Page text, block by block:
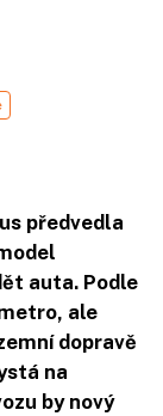
předvedla
auta. Podle
ale
dopravě
na
by nový